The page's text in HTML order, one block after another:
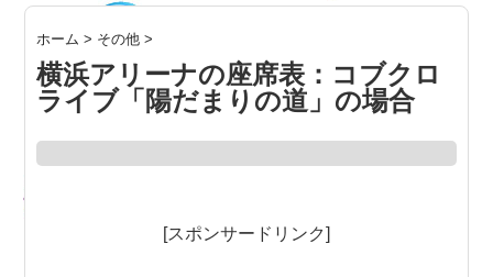
ホーム > その他 >
横浜アリーナの座席表：コブクロ
ライブ「陽だまりの道」の場合
[スポンサードリンク]